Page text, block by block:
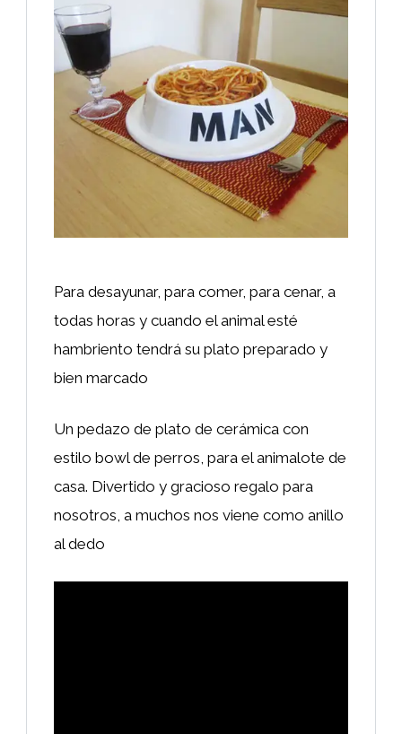
Para desayunar, para comer, para cenar, a
todas horas y cuando el animal esté
hambriento tendrá su plato preparado y
bien marcado
Un pedazo de plato de cerámica con
estilo bowl de perros, para el animalote de
casa. Divertido y gracioso regalo para
nosotros, a muchos nos viene como anillo
al dedo